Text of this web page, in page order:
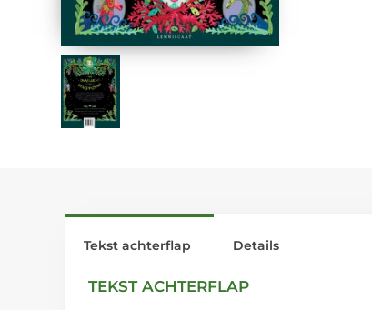
Tekst achterflap
TEKST ACHTERFLAP
Details